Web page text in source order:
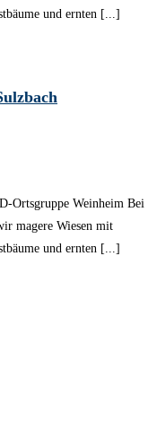
und ernten [...]
Ortsgruppe Weinheim Bei
magere Wiesen mit
und ernten [...]